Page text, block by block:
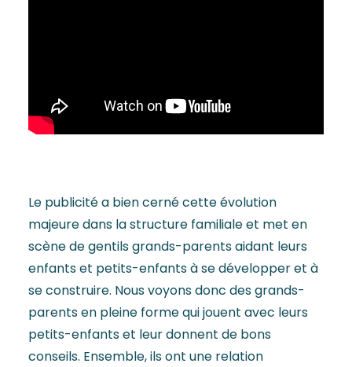
Le publicité a bien cerné cette évolution
majeure dans la structure familiale et met en
scène de gentils grands-parents aidant leurs
enfants et petits-enfants à se développer et à
se construire. Nous voyons donc des grands-
parents en pleine forme qui jouent avec leurs
petits-enfants et leur donnent de bons
conseils. Ensemble, ils ont une relation